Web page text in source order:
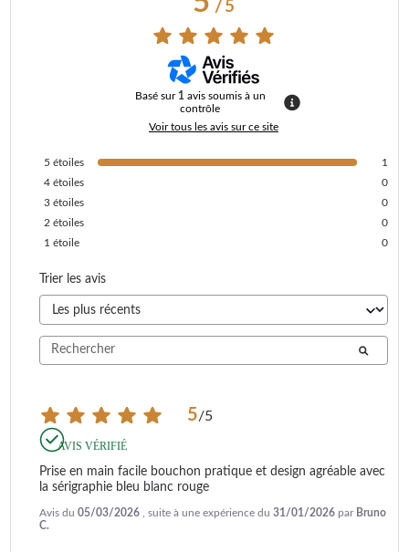
/ 5
Basé sur 1 avis soumis à un
contrôle
Voir tous les avis sur ce site
5 étoiles
1
4 étoiles
0
3 étoiles
0
2 étoiles
0
1 étoile 0
Trier les avis
5/5
AVIS VÉRIFIÉ
Prise en main facile bouchon pratique et design agréable avec
la sérigraphie bleu blanc rouge
Avis du 05/03/2026 , suite à une expérience du 31/01/2026 par Bruno
C.